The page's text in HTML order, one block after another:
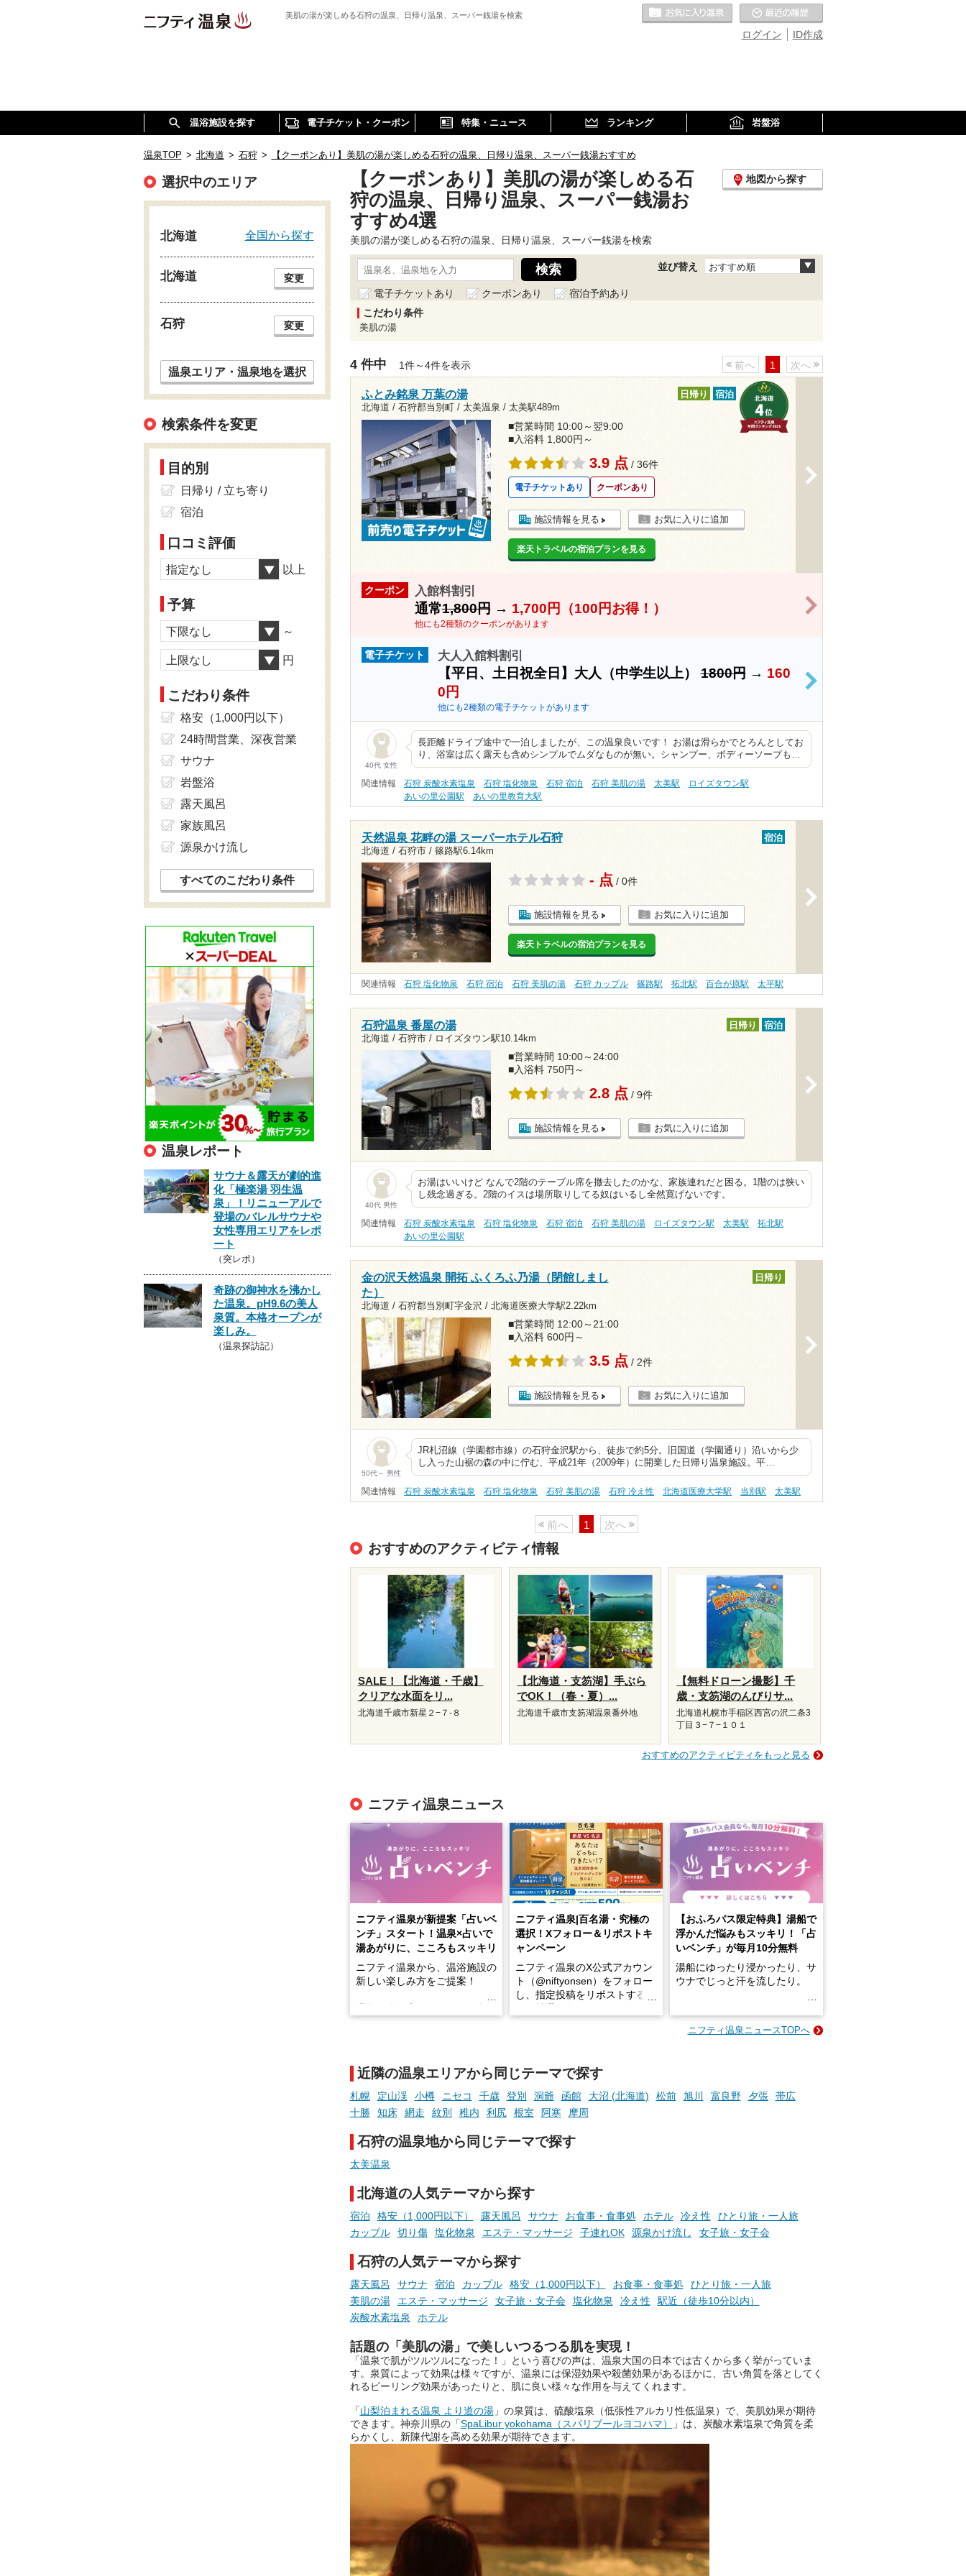
美肌の湯が楽しめる石狩の温泉、日帰り温泉、スーパー銭湯を検索
ID作成
ログイン
お気に入りの温泉
温浴施設を探す 電子チケット・クーポン 特集・ニュース ランキング 岩盤浴
温泉TOP > 北海道 > 石狩 > 【クーポンあり】美肌の湯が楽しめる石狩の温泉、日帰り温泉、スーパー銭湯おすすめ
【クーポンあり】美肌の湯が楽しめる石
狩の温泉、日帰り温泉、スーパー銭湯お
すすめ4選
地図から探す
美肌の湯が楽しめる石狩の温泉、日帰り温泉、スーパー銭湯を検索
並び替え おすすめ順
電子チケットあり クーポンあり
宿泊予約あり
こだわり条件
美肌の湯
4 件中 1件～4件を表示 前へ 1 次へ
ふとみ銘泉 万葉の湯
北海道 / 石狩郡当別町 / 太美温泉 / 太美駅489m
日帰り 宿泊
■営業時間 10:00～翌9:00
■入浴料 1,800円～
3.9 点 / 36件
電子チケットあり クーポンあり
施設情報を見る お気に入りに追加
楽天トラベルの宿泊プランを見る
クーポン 入館料割引
通常1,800円→ 1,700円（100円お得！）
他にも2種類のクーポンがあります
電子チケット 大人入館料割引
【平日、土日祝全日】大人（中学生以上）1800円→ 160
0円
他にも2種類の電子チケットがあります
>
40代 女性
長距離ドライブ途中で一泊しましたが、この温泉良いです！ お湯は滑らかでとろんとしてお
り、浴室は広く露天も含めシンプルでムダなものが無い。シャンプー、ボディーソープも…
関連情報 石狩 炭酸水素塩泉 石狩 塩化物泉 石狩 宿泊 石狩 美肌の湯 太美駅
ロイズタウン駅
あいの里公園駅
あいの里教育大駅
天然温泉 花畔の湯 スーパーホテル石狩
北海道 / 石狩市 / 篠路駅6.14km
宿泊
- 点 / 0件
施設情報を見る お気に入りに追加
楽天トラベルの宿泊プランを見る
関連情報 石狩 塩化物泉 石狩 宿泊 石狩 美肌の湯 石狩 カップル 篠路駅 拓北駅 百合が原駅 太平駅
石狩温泉 番屋の湯
北海道 / 石狩市 / ロイズタウン駅10.14km
日帰り 宿泊
■営業時間 10:00～24:00
■入浴料 750円～
2.8 点 / 9件
施設情報を見る お気に入りに追加
40代 男性
お湯はいいけど なんで2階のテーブル席を撤去したのかな、家族連れだと困る。1階のは狭い
し残念過ぎる。2階のイスは場所取りしてる奴はいるし全然寛げないです。
関連情報 石狩 炭酸水素塩泉 石狩 塩化物泉 石狩 宿泊 石狩 美肌の湯 ロイズタウン駅 太美駅
拓北駅
あいの里公園駅
金の沢天然温泉 開拓 ふくろふ乃湯（閉館しまし
た）
北海道 / 石狩郡当別町字金沢 / 北海道医療大学駅2.22km
日帰り
■営業時間 12:00～21:00
■入浴料 600円～
3.5 点 / 2件
施設情報を見る お気に入りに追加
50代～ 男性
JR札沼線（学園都市線）の石狩金沢駅から、徒歩で約5分。旧国道（学園通り）沿いから少
し入った山裾の森の中に佇む、平成21年（2009年）に開業した日帰り温泉施設。平…
関連情報 石狩 炭酸水素塩泉 石狩 塩化物泉 石狩 美肌の湯 石狩 冷え性 北海道医療大学駅 当別駅 太美駅
前へ 1 次へ
おすすめのアクティビティ情報
SALE！【北海道・千歳】
クリアな水面をリ...
北海道千歳市新星２−７-８
【北海道・支笏湖】手ぶら
でOK！（春・夏）...
北海道千歳市支笏湖温泉番外地
【無料ドローン撮影】千
歳・支笏湖のんびりサ...
北海道札幌市手稲区西宮の沢二条3
丁目３−７−１０１
おすすめのアクティビティをもっと見る
ニフティ温泉ニュース
ニフティ温泉が新提案「占いベ
ンチ」スタート！温泉×占いで
湯あがりに、こころもスッキリ
ニフティ温泉から、温浴施設の
新しい楽しみ方をご提案！
手相やタロットなど気軽に楽し
める占いで、“ととのう”おふろ
時間を、もっと特別に。
ニフティ温泉|百名湯・究極の
選択！Xフォロー＆リポストキ
ャンペーン
ニフティ温泉のX公式アカウン
ト（@niftyonsen）をフォロー
し、指定投稿をリポストする
【おふろパス限定特典】湯船で
浮かんだ悩みもスッキリ！「占
いベンチ」が毎月10分無料
湯船にゆったり浸かったり、サ
ウナでじっと汗を流したり。
そんな「一人でぼんやり過ごす
でくることはありませんか？
りの温まった心のまま相談でき
たら素敵ですよね。
ニフティ温泉の「占いベンチ」
は、そんなあなたの心のつぶや
きをプロの占い師に相談するこ
おふろパス会員様なら、この特
別なひとときを「毎月10分無
料」でご利用いただけます。
い師さんとお話しして、心もほ
ぐしてみませんか？
ニフティ温泉ニュースTOPへ
近隣の温泉エリアから同じテーマで探す
札幌 定山渓 小樽 ニセコ 千歳 登別 洞爺 函館 大沼 (北海道) 松前 旭川 富良野 夕張
帯広
十勝
知床 網走 紋別 稚内 利尻 根室 阿寒 摩周
石狩の温泉地から同じテーマで探す
太美温泉
北海道の人気テーマから探す
宿泊 格安（1,000円以下） 露天風呂 サウナ お食事・食事処 ホテル 冷え性
ひとり旅・一人旅
カップル
切り傷 塩化物泉 エステ・マッサージ 子連れOK 源泉かけ流し 女子旅・女子会
石狩の人気テーマから探す
露天風呂 サウナ 宿泊 カップル 格安（1,000円以下） お食事・食事処
ひとり旅・一人旅
美肌の湯
エステ・マッサージ 女子旅・女子会 塩化物泉 冷え性
駅近（徒歩10分以内）
炭酸水素塩泉
ホテル
話題の「美肌の湯」で美しいつるつる肌を実現！
「温泉で肌がツルツルになった！」という喜びの声は、温泉大国の日本では古くから多く挙がっていま
す。泉質によって効果は様々ですが、温泉には保湿効果や殺菌効果があるほかに、古い角質を落としてく
れるピーリング効果があったりと、肌に良い様々な作用を与えてくれます。
「山梨泊まれる温泉 より道の湯」の泉質は、硫酸塩泉（低張性アルカリ性低温泉）で、美肌効果が期待
できます。神奈川県の「SpaLibur yokohama（スパリブールヨコハマ）
」は、炭酸水素塩泉で角質を柔
らかくし、新陳代謝を高める効果が期待できます。
選択中のエリア
北海道 全国から探す
北海道 変更
石狩 変更
温泉エリア・温泉地を選択
検索条件を変更
目的別
日帰り / 立ち寄り
宿泊
口コミ評価
指定なし 以上
予算
下限なし ～
上限なし 円
こだわり条件
格安（1,000円以下）
24時間営業、深夜営業
サウナ
岩盤浴
露天風呂
家族風呂
源泉かけ流し
すべてのこだわり条件
温泉レポート
サウナ＆露天が劇的進
化「極楽湯 羽生温
泉」！リニューアルで
登場のバレルサウナや
女性専用エリアをレポ
ート
（突レポ）
奇跡の御神水を沸かし
た温泉。pH9.6の美人
泉質。本格オープンが
楽しみ。
（温泉探訪記）